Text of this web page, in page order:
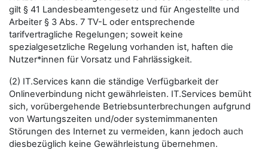
gilt § 41 Landesbeamtengesetz und für Angestellte und
Arbeiter § 3 Abs. 7 TV-L oder entsprechende
tarifvertragliche Regelungen; soweit keine
spezialgesetzliche Regelung vorhanden ist, haften die
Nutzer*innen für Vorsatz und Fahrlässigkeit.
(2) IT.Services kann die ständige Verfügbarkeit der
Onlineverbindung nicht gewährleisten. IT.Services bemüht
sich, vorübergehende Betriebsunterbrechungen aufgrund
von Wartungszeiten und/oder systemimmanenten
Störungen des Internet zu vermeiden, kann jedoch auch
diesbezüglich keine Gewährleistung übernehmen.